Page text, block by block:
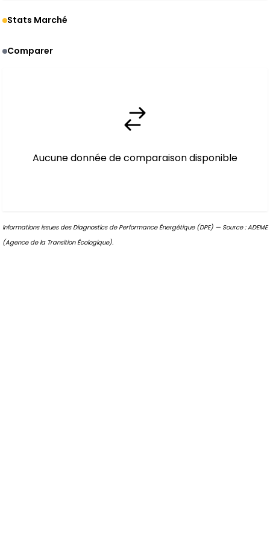
Stats Marché
Comparer
Aucune donnée de comparaison disponible
Informations issues des Diagnostics de Performance Énergétique (DPE) — Source : ADEME
(Agence de la Transition Écologique).